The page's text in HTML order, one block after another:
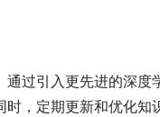
过引入更先进的深度
时，定期更新和优化知